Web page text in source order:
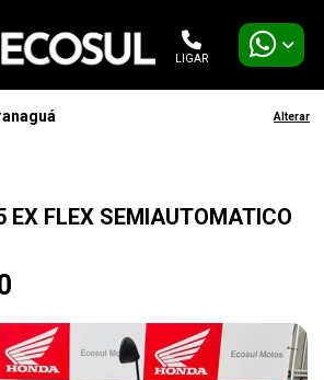
LIGAR
Alterar
EX FLEX SEMIAUTOMATICO